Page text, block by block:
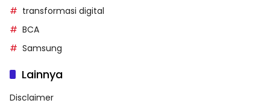
transformasi digital
BCA
Samsung
Lainnya
Disclaimer